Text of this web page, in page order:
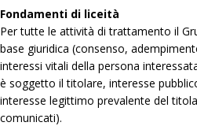
Fondamenti di liceità
Per tutte le attività di trattamento il
base giuridica (consenso,
interessi vitali della persona
è soggetto il titolare, interesse
interesse legittimo prevalente del
comunicati).